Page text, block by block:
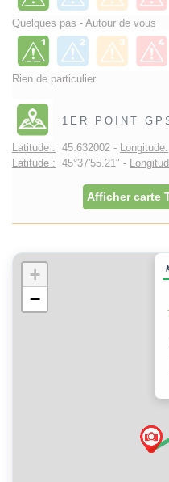
Quelques pas - Autour de vous
Rien de particulier
1ER POINT
Latitude : 45.632002 - Longitude:
Latitude : 45°37'55.21" -
Afficher carte
+
−